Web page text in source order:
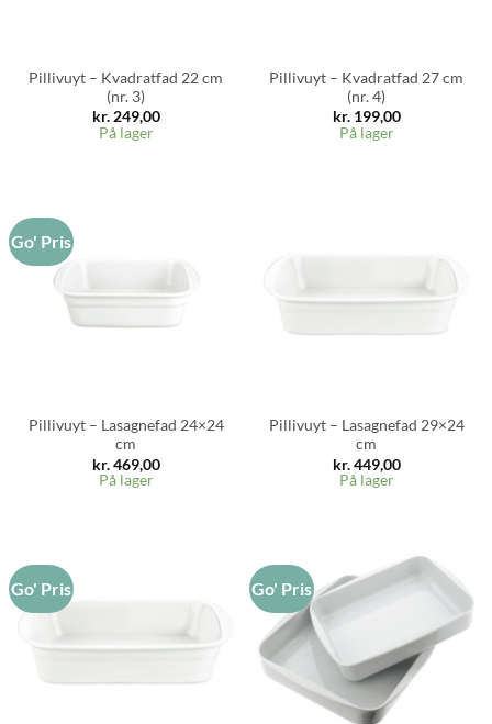
Pillivuyt – Kvadratfad 22 cm
(nr. 3)
kr.249,00
På lager
Pillivuyt – Kvadratfad 27 cm
(nr. 4)
kr.199,00
På lager
Go' Pris
Pillivuyt – Lasagnefad 24×24
cm
kr.469,00
På lager
Pillivuyt – Lasagnefad 29×24
cm
kr.449,00
På lager
Go' Pris Go' Pris